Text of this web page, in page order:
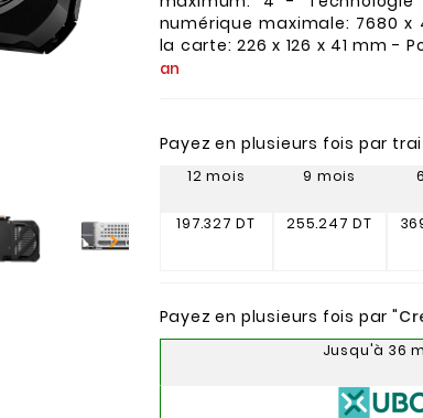

numérique maximale: 7680 x
la carte: 226 x 126 x 41 mm -
an
Payez en plusieurs fois par
12 mois
197.327 DT
9 mois
255.247 DT
Payez en plusieurs fois par "
Jusqu'à 36